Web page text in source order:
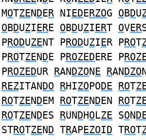
MOTZENDER NIEDERZOG OBDU
OBDUZIERE OBDUZIERT OVER
PRODUZENT PRODUZIER PROT
PROTZENDE PROZEDERE P
PROZEDUR RANDZONE RANDZO
REZITANDO RHIZOPODE ROT
ROTZENDEM ROTZENDEN ROT
ROTZENDES RUNDHOLZE SON
STROTZEND TRAPEZOID TROT